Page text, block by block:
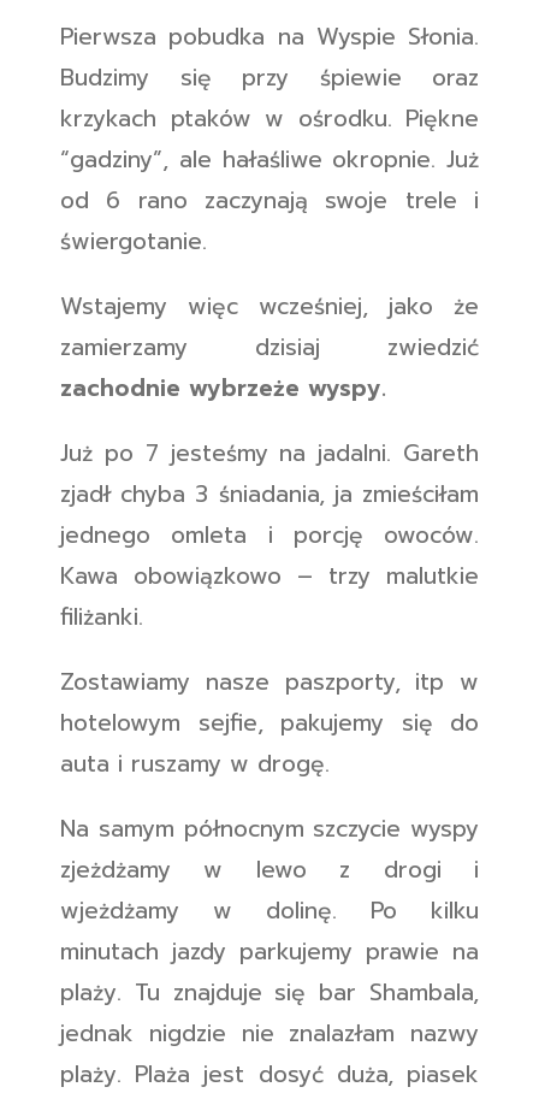
Pierwsza pobudka na Wyspie Słonia.
Budzimy się przy śpiewie oraz
krzykach ptaków w ośrodku. Piękne
“gadziny”, ale hałaśliwe okropnie. Już
od 6 rano zaczynają swoje trele i
świergotanie.
Wstajemy więc wcześniej, jako że
zamierzamy dzisiaj zwiedzić
zachodnie wybrzeże wyspy.
Już po 7 jesteśmy na jadalni. Gareth
zjadł chyba 3 śniadania, ja zmieściłam
jednego omleta i porcję owoców.
Kawa obowiązkowo – trzy malutkie
filiżanki.
Zostawiamy nasze paszporty, itp w
hotelowym sejfie, pakujemy się do
auta i ruszamy w drogę.
Na samym północnym szczycie wyspy
zjeżdżamy w lewo z drogi i
wjeżdżamy w dolinę. Po kilku
minutach jazdy parkujemy prawie na
plaży. Tu znajduje się bar Shambala,
jednak nigdzie nie znalazłam nazwy
plaży. Plaża jest dosyć duża, piasek